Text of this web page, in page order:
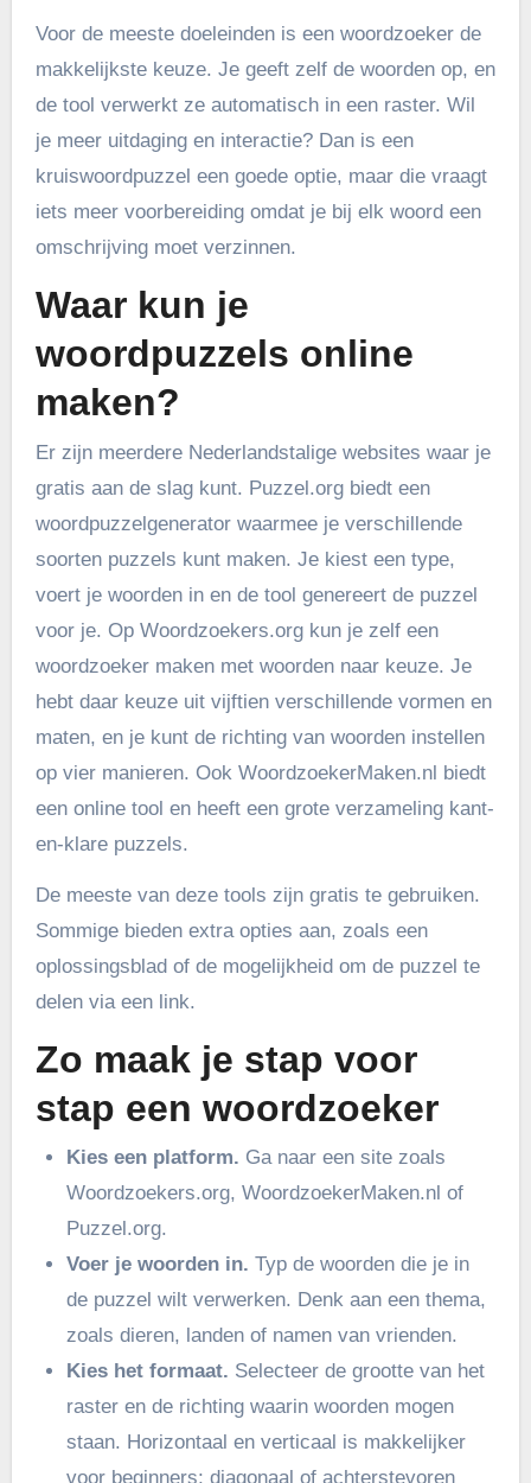
Voor de meeste doeleinden is een woordzoeker de
makkelijkste keuze. Je geeft zelf de woorden op, en
de tool verwerkt ze automatisch in een raster. Wil
je meer uitdaging en interactie? Dan is een
kruiswoordpuzzel een goede optie, maar die vraagt
iets meer voorbereiding omdat je bij elk woord een
omschrijving moet verzinnen.
Waar kun je
woordpuzzels online
maken?
Er zijn meerdere Nederlandstalige websites waar je
gratis aan de slag kunt. Puzzel.org biedt een
woordpuzzelgenerator waarmee je verschillende
soorten puzzels kunt maken. Je kiest een type,
voert je woorden in en de tool genereert de puzzel
voor je. Op Woordzoekers.org kun je zelf een
woordzoeker maken met woorden naar keuze. Je
hebt daar keuze uit vijftien verschillende vormen en
maten, en je kunt de richting van woorden instellen
op vier manieren. Ook WoordzoekerMaken.nl biedt
een online tool en heeft een grote verzameling kant-
en-klare puzzels.
De meeste van deze tools zijn gratis te gebruiken.
Sommige bieden extra opties aan, zoals een
oplossingsblad of de mogelijkheid om de puzzel te
delen via een link.
Zo maak je stap voor
stap een woordzoeker
Kies een platform. Ga naar een site zoals
Woordzoekers.org, WoordzoekerMaken.nl of
Puzzel.org.
Voer je woorden in. Typ de woorden die je in
de puzzel wilt verwerken. Denk aan een thema,
zoals dieren, landen of namen van vrienden.
Kies het formaat. Selecteer de grootte van het
raster en de richting waarin woorden mogen
staan. Horizontaal en verticaal is makkelijker
voor beginners; diagonaal of achterstevoren